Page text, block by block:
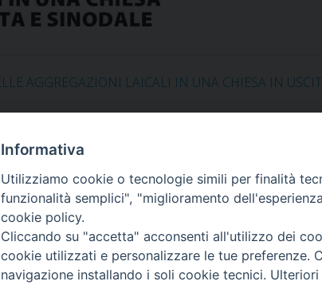
AGGREGAZIONI LAICALI IN UNA CHIESA IN
Corato, Margherita di
San Ferdinando di
Sede arcivescovile
di Bari-Bitonto
Regione ecclesiastica
Informativa
Utilizziamo cookie o tecnologie simili per finalità
funzionalità semplici", "miglioramento
cookie policy.
Cliccando su "accetta" acconsenti all'utilizzo dei
cookie utilizzati e personalizzare le tue preferenze.
navigazione installando i soli cookie tecnici.